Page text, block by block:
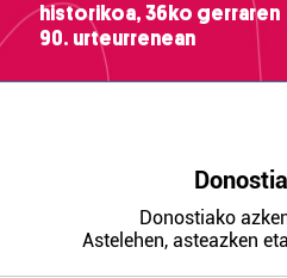
historikoa, 36ko gerraren
90. urteurrenean
Donostiako
Astelehen, asteazken